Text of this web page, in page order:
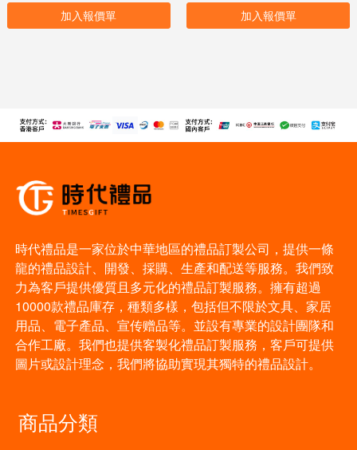
加入報價單 加入報價單
時代禮品是一家位於中華地區的禮品訂製公司，提供一條
龍的禮品設計、開發、採購、生產和配送等服務。我們致
力為客戶提供優質且多元化的禮品訂製服務。擁有超過
10000款禮品庫存，種類多樣，包括但不限於文具、家居
用品、電子產品、宣传赠品等。並設有專業的設計團隊和
合作工廠。我們也提供客製化禮品訂製服務，客戶可提供
圖片或設計理念，我們將協助實現其獨特的禮品設計。
商品分類